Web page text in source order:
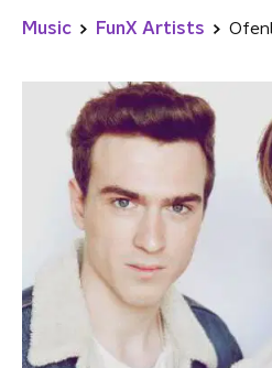
Music FunX Artists